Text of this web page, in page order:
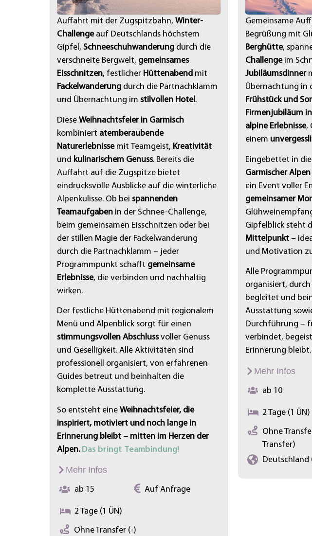
Auffahrt mit der Zugspitzbahn, Winter-
Challengeauf Deutschlands höchstem
Gipfel, Schneeschuhwanderung durch die
verschneite Bergwelt, gemeinsames
Eisschnitzen, festlicher Hüttenabend mit
Fackelwanderung durch die Partnachklamm
und Übernachtung im stilvollen Hotel.
Diese Weihnachtsfeier in Garmisch
kombiniert atemberaubende
Naturerlebnissemit Teamgeist, Kreativität
und kulinarischem Genuss. Bereits die
Auffahrt auf die Zugspitze bietet
eindrucksvolle Ausblicke auf die winterliche
Alpenkulisse. Ob bei spannenden
Teamaufgaben in der Schnee-Challenge,
beim gemeinsamen Eisschnitzen oder bei
der stillen Magie der Fackelwanderung
durch die Partnachklamm – jeder
Programmpunkt schafft gemeinsame
Erlebnisse, die verbinden und nachhaltig
wirken.
Der festliche Hüttenabend mit regionalem
Menü und Alpenblick sorgt für einen
stimmungsvollen Abschlussvoller Genuss
und Geselligkeit. Alle Aktivitäten sind
professionell organisiert, von erfahrenen
Guides betreut und beinhalten die
komplette Ausstattung.
So entsteht eine Weihnachtsfeier, die
inspiriert, motiviert und noch lange in
Erinnerung bleibt – mitten im Herzen der
Alpen. Das bringt Teambindung!
Mehr Infos
ab 15 Auf Anfrage
2 Tage (1 ÜN)
Ohne Transfer (-)
Gemeinsame
Begrüßung mit
Berghütte,
Challengeim
Jubiläumsdinner
Übernachtung in
Frühstück und
Firmenjubiläum
alpine Erlebnisse,
einem
Eingebettet in
Garmischer Alpen
ein Event voller
gemeinsamer
Gipfelblick steht
Mittelpunkt–
und Motivation
Alle
organisiert,
begleitet und
Ausstattung
Durchführung –
verbindet,
Erinnerung bleibt.
Mehr Infos
ab 10
2 Tage (1 ÜN)
Ohne
Transfer)
Deutschland